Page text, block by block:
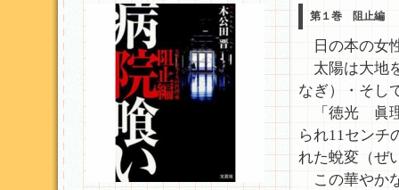
第１巻 阻
日の本の女
太陽は大地
なぎ）・そし
「徳光 眞理
られ11センチ
れた蛻変（ぜ
この華やか